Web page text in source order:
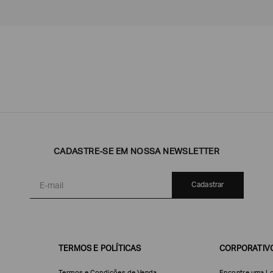
CADASTRE-SE EM NOSSA NEWSLETTER
Cadastrar
TERMOS E POLÍTICAS